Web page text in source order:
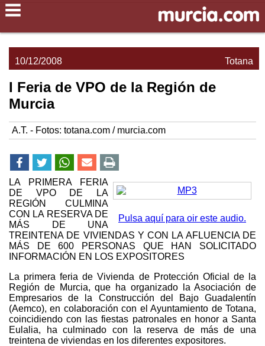
Totana
10/12/2008
I Feria de VPO de la Región de
Murcia
A.T. - Fotos: totana.com / murcia.com
Pulsa aquí para oir este audio.
LA PRIMERA FERIA
DE VPO DE LA
REGIÓN CULMINA
CON LA RESERVA DE
MÁS DE UNA
TREINTENA DE VIVIENDAS Y CON LA AFLUENCIA DE
MÁS DE 600 PERSONAS QUE HAN SOLICITADO
INFORMACIÓN EN LOS EXPOSITORES
La primera feria de Vivienda de Protección Oficial de la
Región de Murcia, que ha organizado la Asociación de
Empresarios de la Construcción del Bajo Guadalentín
(Aemco), en colaboración con el Ayuntamiento de Totana,
coincidiendo con las fiestas patronales en honor a Santa
Eulalia, ha culminado con la reserva de más de una
treintena de viviendas en los diferentes expositores.